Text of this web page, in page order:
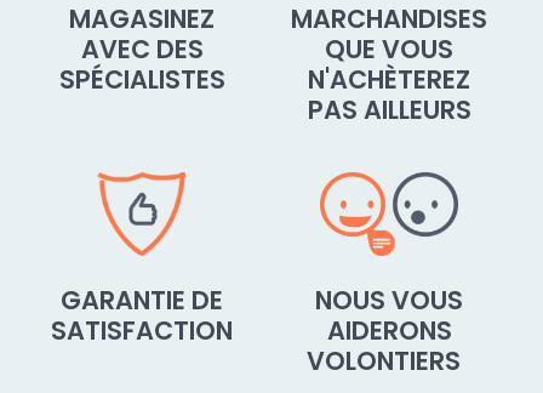
MAGASINEZ
AVEC DES
SPÉCIALISTES
MARCHANDISES
QUE VOUS
N'ACHÈTEREZ
PAS AILLEURS
GARANTIE DE
SATISFACTION
NOUS VOUS
AIDERONS
VOLONTIERS